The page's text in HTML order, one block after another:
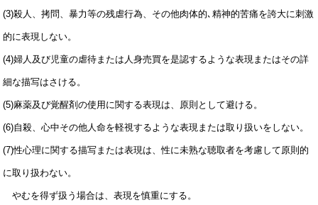
(3)殺人、拷問、暴力等の残虐行為、その他肉体的､精神的苦痛を誇大に刺激
的に表現しない。
(4)婦人及び児童の虐待または人身売買を是認するような表現またはその詳
細な描写はさける。
(5)麻薬及び覚醒剤の使用に関する表現は、原則として避ける。
(6)自殺、心中その他人命を軽視するような表現または取り扱いをしない。
(7)性心理に関する描写または表現は、性に未熟な聴取者を考慮して原則的
に取り扱わない。
やむを得ず扱う場合は、表現を慎重にする。